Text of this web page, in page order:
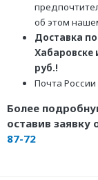
об этом
Доставка
Хабаровске
руб.!
Почта России
Более
оставив заявку
87-72